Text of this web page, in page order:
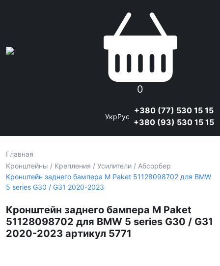
0
УкрРус
+380 (77) 530 15 15
+380 (93) 530 15 15
Главная
Кронштейны / Крепления / Усилители / Абсорбер
Кронштейн заднего бампера M Paket 51128098702 для BMW
5 series G30 / G31 2020-2023
Кронштейн заднего бампера M Paket
51128098702 для BMW 5 series G30 / G31
2020-2023 артикул 5771